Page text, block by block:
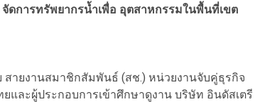
ดการทรัพยากรน้ำเพื่อ อุตสาหกรรมในพื้นที่เขต
ายงานสมาชิกสัมพันธ์ (สช.) หน่วยงานจับคู่ธุรกิจ
ละผู้ประกอบการเข้าศึกษาดูงาน บริษัท อินดัสเตรี